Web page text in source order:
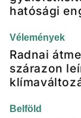
hatósági
Vélemények
Radnai
szárazon
Belföld